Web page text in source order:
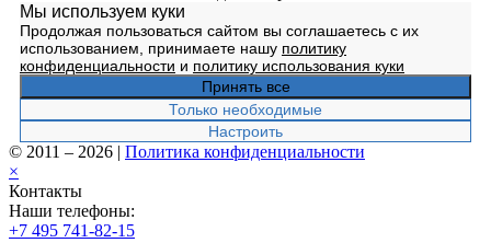
Мы используем куки
Продолжая пользоваться сайтом вы соглашаетесь с их
использованием, принимаете нашу политику
конфиденциальности и политику использования куки
Принять все
Только необходимые
Настроить
© 2011 – 2026 | Политика конфиденциальности
×
Контакты
Наши телефоны:
+7 495 741-82-15